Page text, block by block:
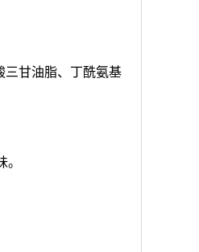
三甘油脂、丁酰氨基